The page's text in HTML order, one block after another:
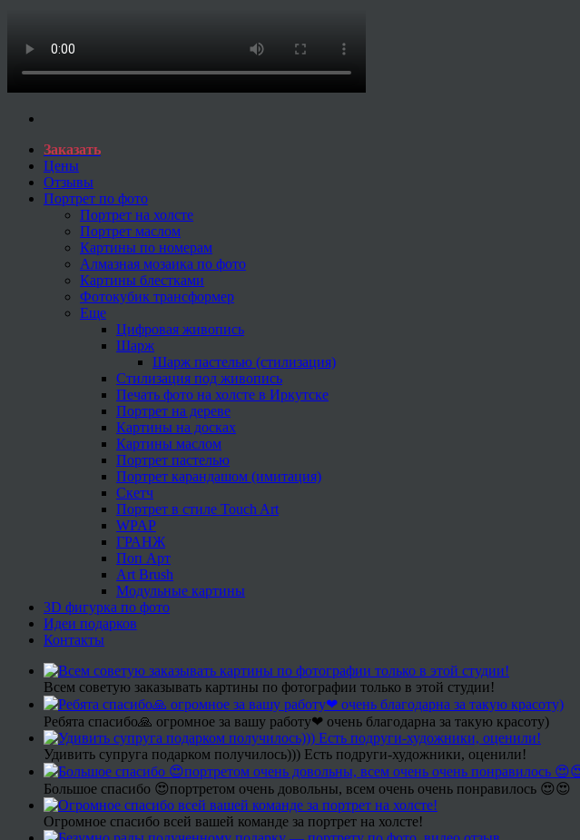
Заказать
Цены
Отзывы
Портрет по фото
Портрет на холсте
Портрет маслом
Картины по номерам
Алмазная мозаика по фото
Картины блестками
Фотокубик трансформер
Еще
Цифровая живопись
Шарж
Шарж пастелью (стилизация)
Стилизация под живопись
Печать фото на холсте в Иркутске
Портрет на дереве
Картины на досках
Картины маслом
Портрет пастелью
Портрет карандашом (имитация)
Скетч
Портрет в стиле Touch Art
WPAP
ГРАНЖ
Поп Арт
Art Brush
Модульные картины
3D фигурка по фото
Идеи подарков
Контакты
Всем советую заказывать картины по фотографии только в этой студии!
Ребята спасибо🙏 огромное за вашу работу❤ очень благодарна за такую красоту)
Удивить супруга подарком получилось))) Есть подруги-художники, оценили!
Большое спасибо 😍портретом очень довольны, всем очень очень понравилось 😍😍
Огромное спасибо всей вашей команде за портрет на холсте!